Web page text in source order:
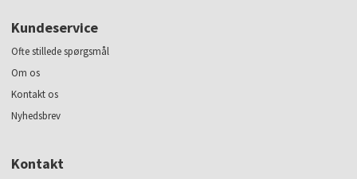
Kundeservice
Ofte stillede spørgsmål
Om os
Kontakt os
Nyhedsbrev
Kontakt